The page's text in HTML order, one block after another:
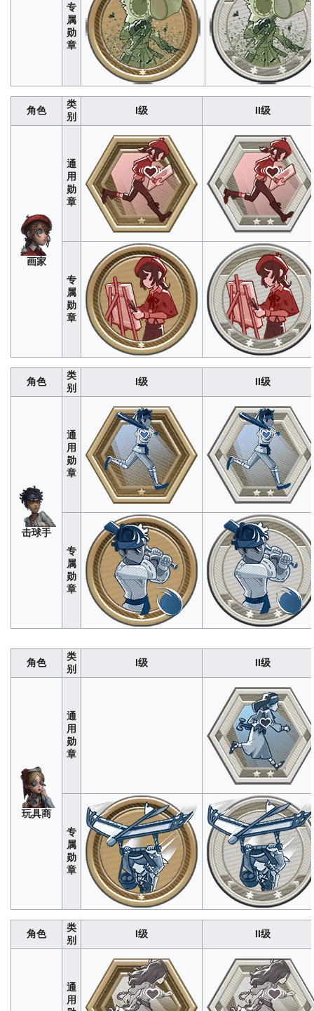
140042008400
木
140042008400
员
280140042008400
“法
640 32009600 32000
经WIKI
编辑组
测试，
限为
31806360
296148044408880
专
属
勋
章
角色
类
别
I级 II级
画家
通
用
勋
章
专
属
勋
章
角色
类
别
I级 II级
击球手
通
用
勋
章
专
属
勋
章
角色
类
别
I级 II级
玩具商
通
用
勋
章
专
属
勋
章
角色
类
别
I级 II级
通
用